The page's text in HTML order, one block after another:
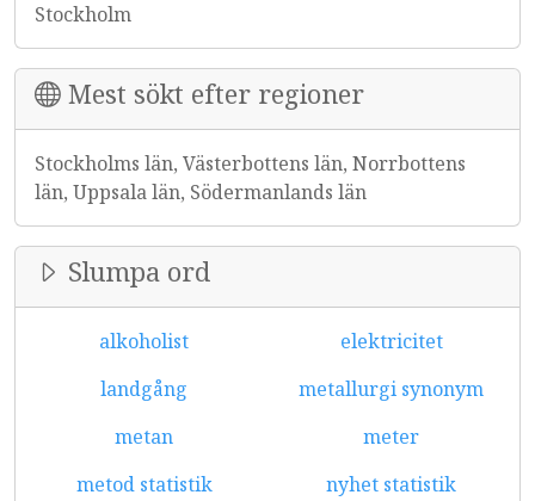
Stockholm
Mest sökt efter regioner
Stockholms län, Västerbottens län, Norrbottens
län, Uppsala län, Södermanlands län
Slumpa ord
alkoholist
elektricitet
landgång
metallurgi synonym
metan
meter
metod statistik
nyhet statistik